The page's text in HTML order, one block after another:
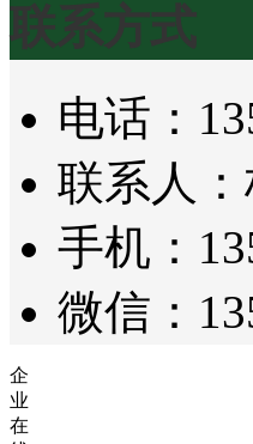
联系方式
电话：
联系人
手机：
微信：
企
业
在